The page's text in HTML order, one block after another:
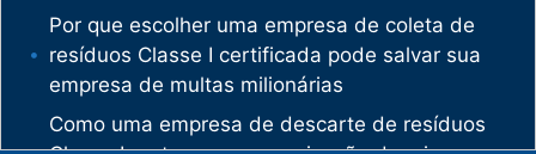
Por que escolher uma empresa de coleta de
resíduos Classe I certificada pode salvar sua
empresa de multas milionárias
Como uma empresa de descarte de resíduos